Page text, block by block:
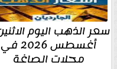
أغسطس 2026 في
محلات الصاغة